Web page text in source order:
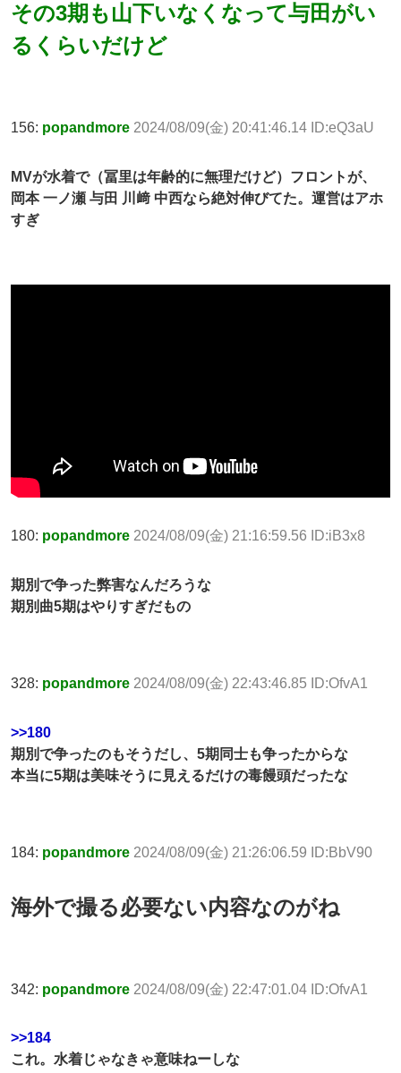
その3期も山下いなくなって与田がい
るくらいだけど
156: popandmore 2024/08/09(金) 20:41:46.14 ID:eQ3aU
MVが水着で（冨里は年齢的に無理だけど）フロントが、
岡本 一ノ瀬 与田 川﨑 中西なら絶対伸びてた。運営はアホ
すぎ
180: popandmore 2024/08/09(金) 21:16:59.56 ID:iB3x8
期別で争った弊害なんだろうな
期別曲5期はやりすぎだもの
328: popandmore 2024/08/09(金) 22:43:46.85 ID:OfvA1
>>180
期別で争ったのもそうだし、5期同士も争ったからな
本当に5期は美味そうに見えるだけの毒饅頭だったな
184: popandmore 2024/08/09(金) 21:26:06.59 ID:BbV90
海外で撮る必要ない内容なのがね
342: popandmore 2024/08/09(金) 22:47:01.04 ID:OfvA1
>>184
これ。水着じゃなきゃ意味ねーしな